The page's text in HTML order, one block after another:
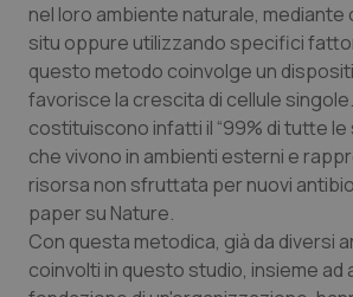
Sardegna
Sicilia
Toscana
Umbria
Valle D’Aosta
Malattia di Crohn &
Neuroscienze & patologie
Obesità
Oftalmologia
Oncodermatologia
nel loro ambiente naturale, mediante
situ oppure utilizzando specifici
questo metodo coinvolge un
favorisce la crescita di cellule
costituiscono infatti il “99% di tutte
che vivono in ambienti esterni e
risorsa non sfruttata per nuovi
paper su Nature.
Con questa metodica, già da diversi
coinvolti in questo studio, insieme ad